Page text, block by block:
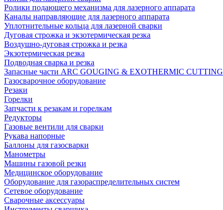
Ролики подающего механизма для лазерного аппарата
Каналы направляющие для лазерного аппарата
Уплотнительные кольца для лазерной сварки
Дуговая строжка и экзотермическая резка
Воздушно-дуговая строжка и резка
Экзотермическая резка
Подводная сварка и резка
Запасные части ARC GOUGING & EXOTHERMIC CUTTING
Газосварочное оборудование
Резаки
Горелки
Запчасти к резакам и горелкам
Редукторы
Газовые вентили для сварки
Рукава напорные
Баллоны для газосварки
Манометры
Машины газовой резки
Медицинское оборудование
Оборудование для газораспределительных систем
Сетевое оборудование
Сварочные аксессуары